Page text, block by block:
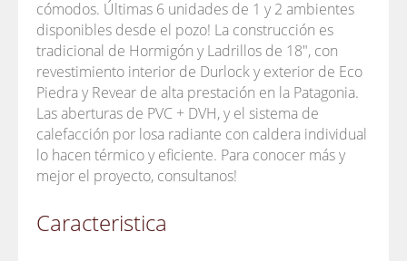
cómodos. Últimas 6 unidades de 1 y 2 ambientes
disponibles desde el pozo! La construcción es
tradicional de Hormigón y Ladrillos de 18", con
revestimiento interior de Durlock y exterior de Eco
Piedra y Revear de alta prestación en la Patagonia.
Las aberturas de PVC + DVH, y el sistema de
calefacción por losa radiante con caldera individual
lo hacen térmico y eficiente. Para conocer más y
mejor el proyecto, consultanos!
Caracteristica